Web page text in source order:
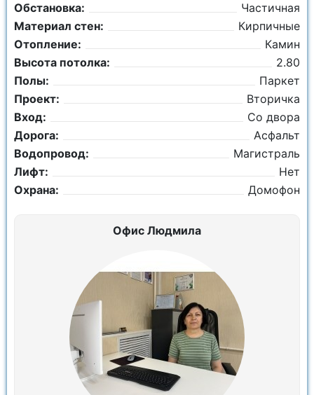
Обстановка:
Частичная
Материал стен:
Кирпичные
Отопление:
Камин
Высота потолка:
2.80
Полы:
Паркет
Проект:
Вторичка
Вход:
Со двора
Дорога:
Асфальт
Водопровод:
Магистраль
Лифт:
Нет
Охрана:
Домофон
Офис Людмила